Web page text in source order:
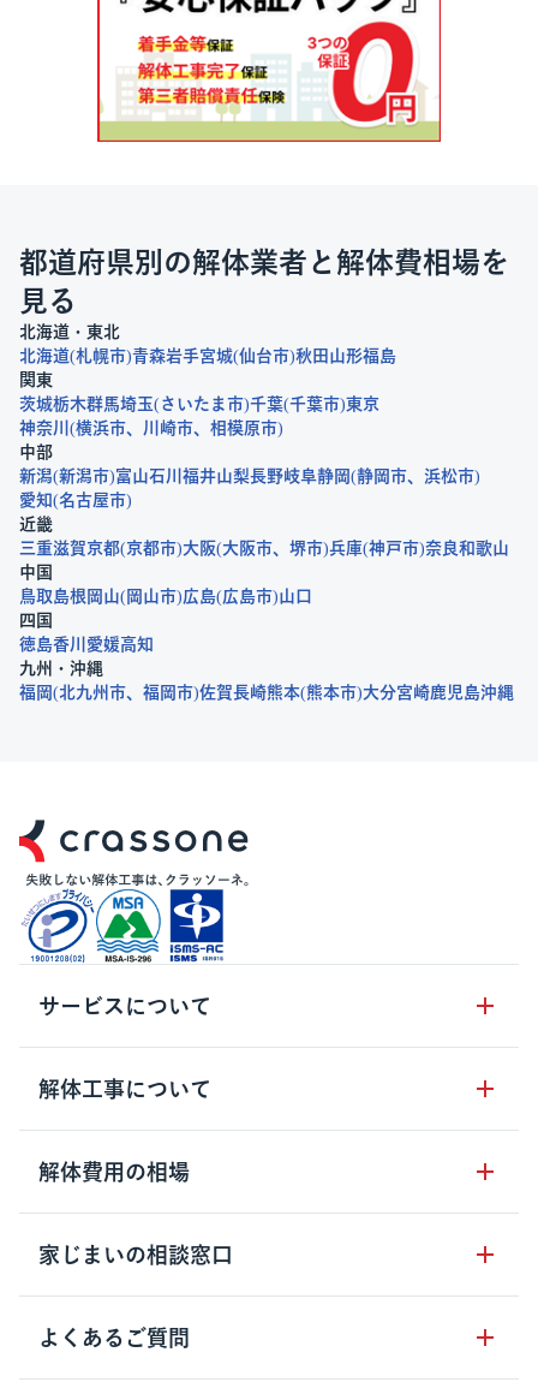
都道府県別の解体業者と解体費相場を
見る
北海道・東北
北海道 札幌市 青森岩手宮城 仙台市 秋田 山形福島
関東
茨城栃木群馬埼玉 さいたま市 千葉 千葉市 東京
神奈川
横浜市 川崎市
相模原市
中部
新潟 新潟市 富山石川 福井山梨長野岐阜静岡 静岡市
浜松市
愛知 名古屋市
近畿
三重滋賀京都 京都市 大阪 大阪市 堺市 兵庫 神戸市 奈良和歌山
中国
鳥取 島根 岡山 岡山市 広島 広島市 山口
四国
徳島香川 愛媛高知
九州・沖縄
福岡 北九州市 福岡市 佐賀長崎熊本 熊本市 大分宮崎鹿児島沖縄
サービスについて
サービスの流れ
サービスのメリット
クラッソーネの自治体連携
解体工事について
解体工事の基礎知識
解体工事に関わる法律
用語集
解体費用の相場
木造住宅の相場
鉄骨造住宅の相場
RC造住宅の相場
家じまいの相談窓口
家じまいの相談窓口
よくあるご質問